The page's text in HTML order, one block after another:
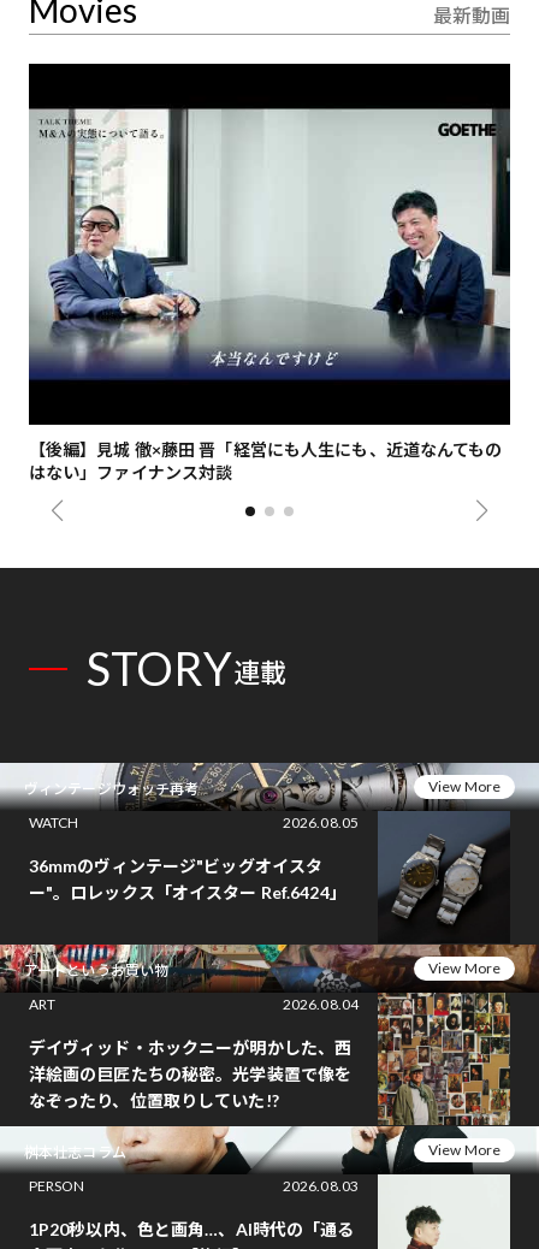
Movies 最新動画
【後編】見城 徹×藤田 晋「経営にも人生にも、近道なんてもの
はない」ファイナンス対談
STORY連載
ヴィンテージウォッチ再考
View More
WATCH
2026.08.05
36mmのヴィンテージ"ビッグオイスタ
ー"。ロレックス「オイスター Ref.6424」
アートというお買い物
View More
ART
2026.08.04
デイヴィッド・ホックニーが明かした、西
洋絵画の巨匠たちの秘密。光学装置で像を
なぞったり、位置取りしていた!?
桝本壮志コラム
View More
PERSON
2026.08.03
1P20秒以内、色と画角…、AI時代の「通る